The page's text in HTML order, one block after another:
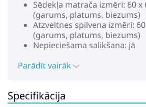
Sēdekļa matrača izmēri: 60 x
(garums, platums, biezums)
Atzveltnes spilvena izmēri:
(garums, platums, biezums)
Nepieciešama salikšana: jā
1 x dārza krēsls
Maksimums 110 kg uz vienu
Parādīt vairāk
Specifikācija